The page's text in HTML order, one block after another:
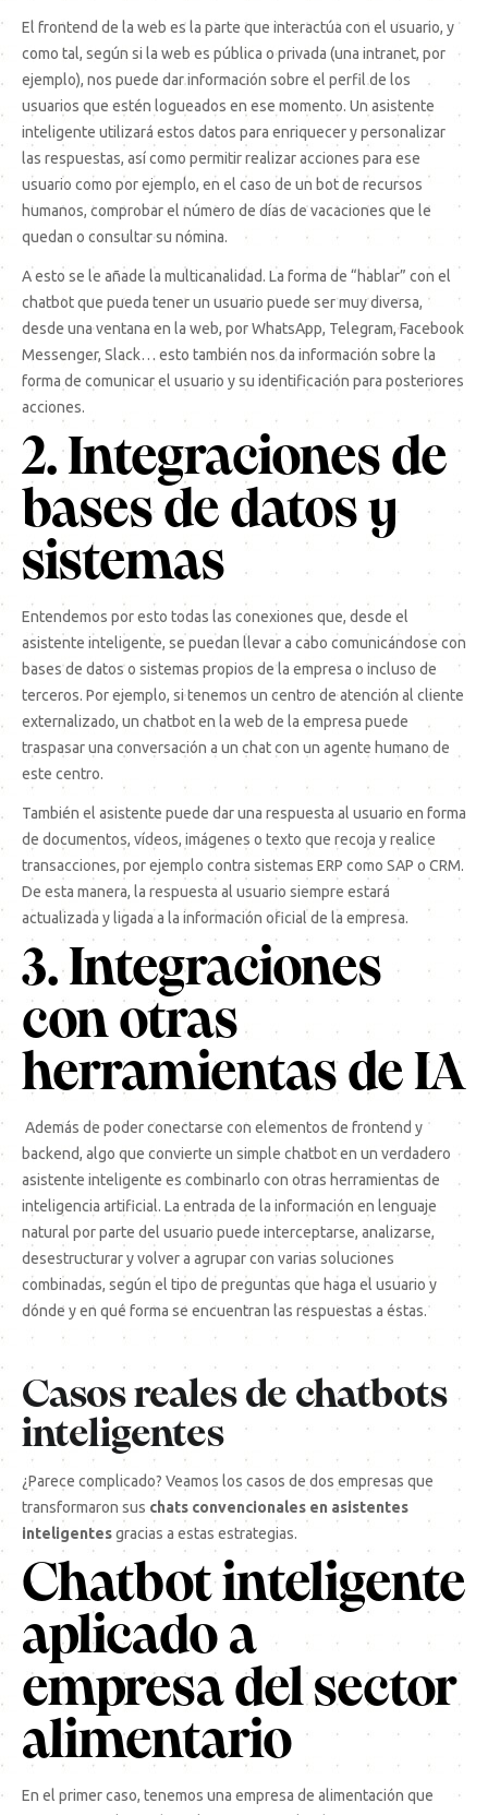
El frontend de la web es la parte que interactúa con el usuario, y
como tal, según si la web es pública o privada (una intranet, por
ejemplo), nos puede dar información sobre el perfil de los
usuarios que estén logueados en ese momento. Un asistente
inteligente utilizará estos datos para enriquecer y personalizar
las respuestas, así como permitir realizar acciones para ese
usuario como por ejemplo, en el caso de un bot de recursos
humanos, comprobar el número de días de vacaciones que le
quedan o consultar su nómina.
A esto se le añade la multicanalidad. La forma de “hablar” con el
chatbot que pueda tener un usuario puede ser muy diversa,
desde una ventana en la web, por WhatsApp, Telegram, Facebook
Messenger, Slack… esto también nos da información sobre la
forma de comunicar el usuario y su identificación para posteriores
acciones.
2. Integraciones de
bases de datos y
sistemas
Entendemos por esto todas las conexiones que, desde el
asistente inteligente, se puedan llevar a cabo comunicándose con
bases de datos o sistemas propios de la empresa o incluso de
terceros. Por ejemplo, si tenemos un centro de atención al cliente
externalizado, un chatbot en la web de la empresa puede
traspasar una conversación a un chat con un agente humano de
este centro.
También el asistente puede dar una respuesta al usuario en forma
de documentos, vídeos, imágenes o texto que recoja y realice
transacciones, por ejemplo contra sistemas ERP como SAP o CRM.
De esta manera, la respuesta al usuario siempre estará
actualizada y ligada a la información oficial de la empresa.
3. Integraciones
con otras
herramientas de IA
Además de poder conectarse con elementos de frontend y
backend, algo que convierte un simple chatbot en un verdadero
asistente inteligente es combinarlo con otras herramientas de
inteligencia artificial. La entrada de la información en lenguaje
natural por parte del usuario puede interceptarse, analizarse,
desestructurar y volver a agrupar con varias soluciones
combinadas, según el tipo de preguntas que haga el usuario y
dónde y en qué forma se encuentran las respuestas a éstas.
Casos reales de chatbots
inteligentes
¿Parece complicado? Veamos los casos de dos empresas que
transformaron sus chats convencionales en asistentes
inteligentesgracias a estas estrategias.
Chatbot inteligente
aplicado a
empresa del sector
alimentario
En el primer caso, tenemos una empresa de alimentación que